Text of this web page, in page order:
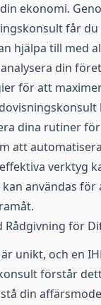
ekonomi.
får
hjälpa till med
din
för att
dina rutiner
att
verktyg
användas för
Rådgivning för
unikt, och en
förstår
din